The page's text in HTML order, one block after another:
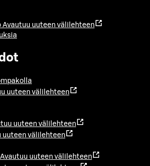
Avautuu uuteen välilehteen
uuteen välilehteen
uuteen välilehteen
uuteen välilehteen
Avautuu uuteen välilehteen